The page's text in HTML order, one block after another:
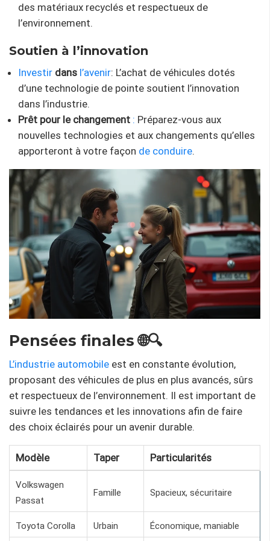
des matériaux recyclés et respectueux de
l’environnement.
Soutien à l’innovation
Investir dans l’avenir: L’achat de véhicules dotés
d’une technologie de pointe soutient l’innovation
dans l’industrie.
Prêt pour le changement : Préparez-vous aux
nouvelles technologies et aux changements qu’elles
apporteront à votre façon de conduire.
Pensées finales 🌐🔍
L’industrie automobile est en constante évolution,
proposant des véhicules de plus en plus avancés, sûrs
et respectueux de l’environnement. Il est important de
suivre les tendances et les innovations afin de faire
des choix éclairés pour un avenir durable.
Modèle Taper Particularités
Volkswagen
Passat
Famille Spacieux, sécuritaire
Toyota Corolla Urbain Économique, maniable